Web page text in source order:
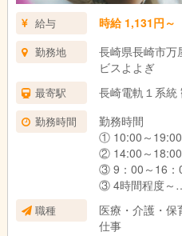
給与 時給 1,131円～
勤務地
長崎県長崎市
ビスよよぎ
最寄駅 長崎電軌１系統
勤務時間
勤務時間
① 10:00～19:00
② 14:00～18:00
③ 9：00～16：
③ 4時間程度～
などなど時間
職種
医療・介護・保
仕事